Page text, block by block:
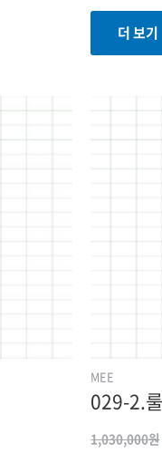
더 보기
MEE
029-2.
1,030,000원